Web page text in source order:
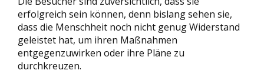
erfolgreich sein können, denn bislang sehen sie,
dass die Menschheit noch nicht genug Widerstand
geleistet hat, um ihren Maßnahmen
entgegenzuwirken oder ihre Pläne zu
durchkreuzen.